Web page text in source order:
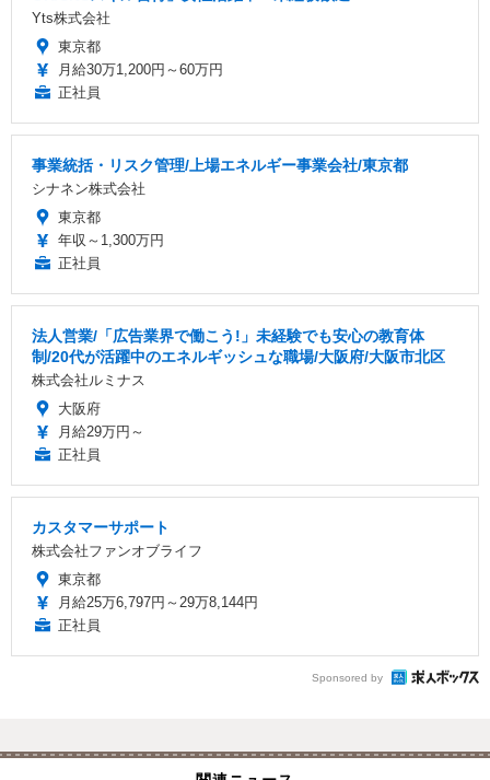
Yts株式会社
東京都
月給30万1,200円～60万円
正社員
事業統括・リスク管理/上場エネルギー事業会社/東京都
シナネン株式会社
東京都
年収～1,300万円
正社員
法人営業/「広告業界で働こう!」未経験でも安心の教育体
制/20代が活躍中のエネルギッシュな職場/大阪府/大阪市北区
株式会社ルミナス
大阪府
月給29万円～
正社員
カスタマーサポート
株式会社ファンオブライフ
東京都
月給25万6,797円～29万8,144円
正社員
Sponsored by